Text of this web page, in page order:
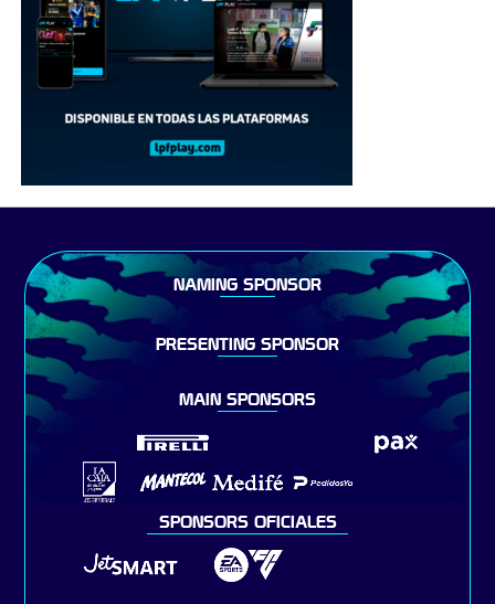
NAMING SPONSOR
PRESENTING SPONSOR
MAIN SPONSORS
SPONSORS OFICIALES